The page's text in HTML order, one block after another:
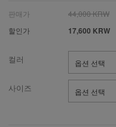
판매가
44,000 KRW
할인가
17,600 KRW
컬러
사이즈